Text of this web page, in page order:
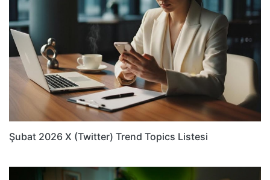
Şubat 2026 X (Twitter) Trend Topics Listesi